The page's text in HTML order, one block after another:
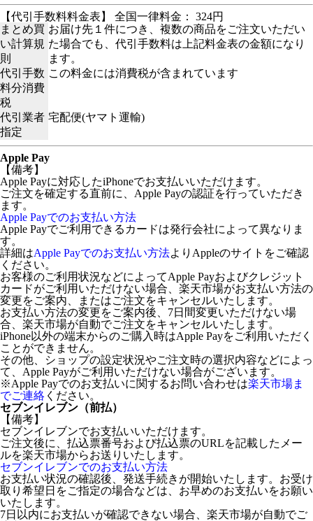
【代引手数料料金表】 全国一律料金： 324円
まとめ買
い計算規
則
お届け先１件につき、複数の商品をご注文いただい
た場合でも、代引手数料は上記料金表の金額になり
ます。
代引手数
料分消費
税
この料金には消費税が含まれています
代引業者
指定
宅配便(ヤマト運輸)
Apple Pay
【備考】
Apple Payに対応したiPhoneでお支払いいただけます。
ご注文を確定する直前に、Apple Payの認証を行っていただき
ます。
Apple Payでのお支払い方法
Apple Payでご利用できるカードは発行会社によって異なりま
す。
詳細はApple Payでのお支払い方法よりAppleのサイトをご確認
ください。
お客様のご利用状況などによってApple Payおよびクレジット
カードがご利用いただけない場合、楽天市場がお支払い方法の
変更をご案内、またはご注文をキャンセルいたします。
お支払い方法の変更をご案内後、7日間変更いただけない場
合、楽天市場が自動でご注文をキャンセルいたします。
iPhone以外の端末からのご購入時はApple Payをご利用いただく
ことができません。
その他、ショップの設定状況やご注文時の選択内容などによっ
て、Apple Payがご利用いただけない場合がございます。
※Apple Payでのお支払いに関するお問い合わせは楽天市場ま
でご連絡 ください。
セブンイレブン（前払）
【備考】
セブンイレブンでお支払いいただけます。
ご注文後に、払込票番号および払込票のURLを記載したメー
ルを楽天市場からお送りいたします。
セブンイレブンでのお支払い方法
お支払い状況の確認後、発送手続きが開始いたします。お受け
取り希望日をご指定の場合などは、お早めのお支払いをお願い
いたします。
7日以内にお支払いが確認できない場合、楽天市場が自動でご